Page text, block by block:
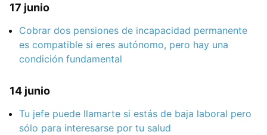
17 junio
Cobrar dos pensiones de incapacidad permanente
es compatible si eres autónomo, pero hay una
condición fundamental
14 junio
Tu jefe puede llamarte si estás de baja laboral pero
sólo para interesarse por tu salud